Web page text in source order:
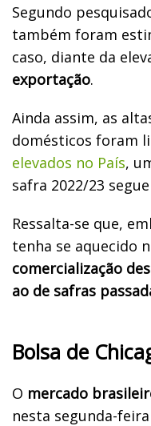
Segundo
também foram
caso, diante da
exportação.
Ainda assim, as
domésticos foram
elevados no País,
safra 2022/23
Ressalta-se que,
tenha se aquecido
comercialização
ao de safras
Bolsa de
O mercado
nesta segunda-